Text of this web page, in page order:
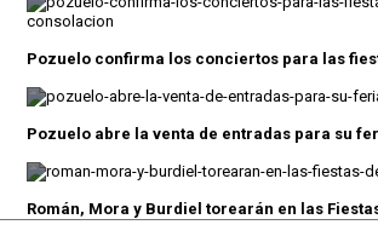
Pozuelo confirma los conciertos para las
Pozuelo abre la venta de entradas para su
Román, Mora y Burdiel torearán en las